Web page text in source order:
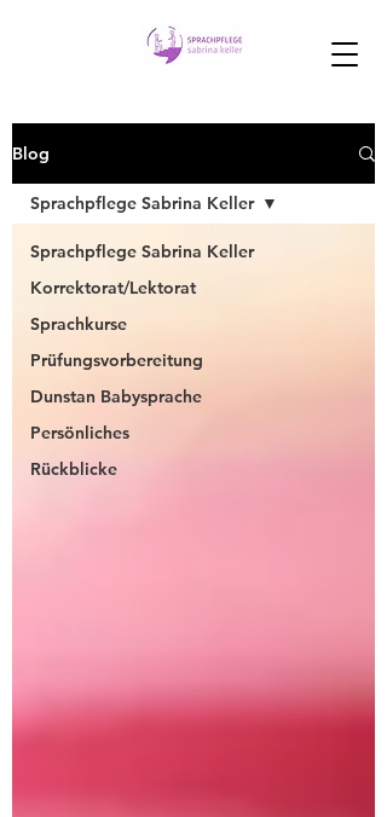
Blog
Sprachpflege Sabrina Keller
Korrektorat/Lektorat
Sprachkurse
Prüfungsvorbereitung
Dunstan Babysprache
Persönliches
Rückblicke
Sprachpflege Sabrina Keller